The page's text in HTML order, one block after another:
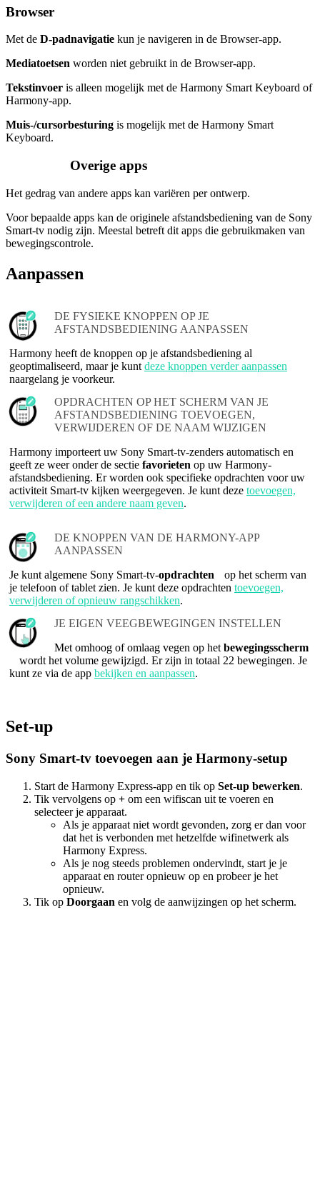
Browser
Met de D-padnavigatie kun je navigeren in de Browser-app.
Mediatoetsen worden niet gebruikt in de Browser-app.
Tekstinvoer is alleen mogelijk met de Harmony Smart Keyboard of
Harmony-app.
Muis-/cursorbesturing is mogelijk met de Harmony Smart
Keyboard.
Overige apps
Het gedrag van andere apps kan variëren per ontwerp.
Voor bepaalde apps kan de originele afstandsbediening van de Sony
Smart-tv nodig zijn. Meestal betreft dit apps die gebruikmaken van
bewegingscontrole.
Aanpassen
DE FYSIEKE KNOPPEN OP JE
AFSTANDSBEDIENING AANPASSEN
Harmony heeft de knoppen op je afstandsbediening al
geoptimaliseerd, maar je kuntdeze knoppen verder aanpassen
naargelang je voorkeur.
OPDRACHTEN OP HET SCHERM VAN JE
AFSTANDSBEDIENING TOEVOEGEN,
VERWIJDEREN OF DE NAAM WIJZIGEN
Harmony importeert uw Sony Smart-tv-zenders automatisch en
geeft ze weer onder de sectie favorieten op uw Harmony-
afstandsbediening. Er worden ook specifieke opdrachten voor uw
activiteit Smart-tv kijken weergegeven. Je kunt deze toevoegen,
verwijderen of een andere naam geven.
DE KNOPPEN VAN DE HARMONY-APP
AANPASSEN
Je kunt algemene Sony Smart-tv-opdrachten
op het scherm van
je telefoon of tablet zien. Je kunt deze opdrachten toevoegen,
verwijderen of opnieuw rangschikken.
JE EIGEN VEEGBEWEGINGEN INSTELLEN
Met omhoog of omlaag vegen op hetbewegingsscherm
wordt het volume gewijzigd. Er zijn in totaal 22 bewegingen. Je
kunt ze via de app bekijken en aanpassen.
Set-up
Sony Smart-tv toevoegen aan je Harmony-setup
Start de Harmony Express-app en tik op Set-up bewerken.
Tik vervolgens op + om een wifiscan uit te voeren en
selecteer je apparaat.
Als je apparaat niet wordt gevonden, zorg er dan voor
dat het is verbonden met hetzelfde wifinetwerk als
Harmony Express.
Als je nog steeds problemen ondervindt, start je je
apparaat en router opnieuw op en probeer je het
opnieuw.
Tik op Doorgaan en volg de aanwijzingen op het scherm.